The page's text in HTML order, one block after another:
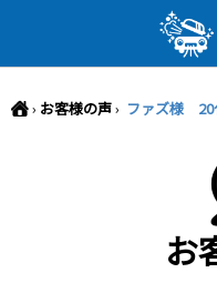
› お客様の声› ファズ様 20
お